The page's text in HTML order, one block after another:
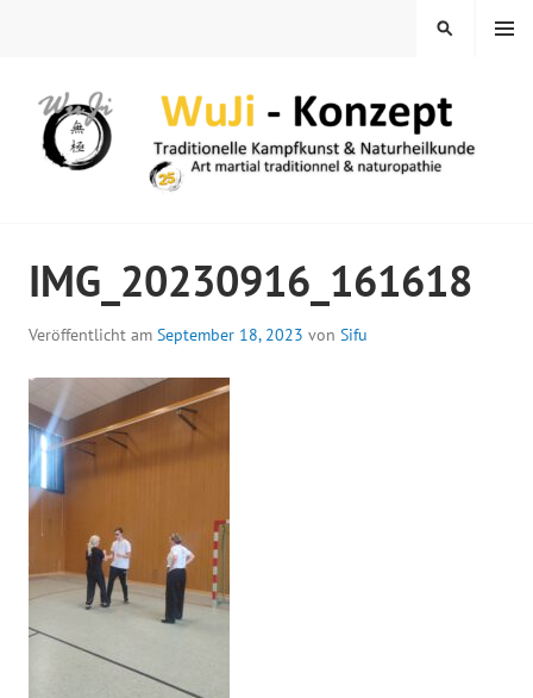
MENÜ
SUCHEN
IMG_20230916_161618
Veröffentlicht am September 18, 2023 von Sifu